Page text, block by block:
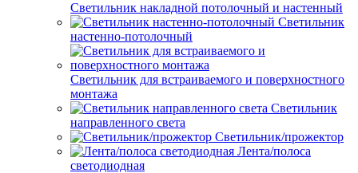
Светильник накладной потолочный и настенный
Светильник
настенно-потолочный
Светильник для встраиваемого и поверхностного
монтажа
Светильник
направленного света
Светильник/прожектор
Лента/полоса
светодиодная